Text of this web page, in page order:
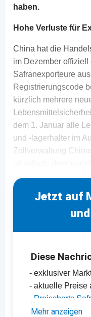
haben.
Hohe Verluste für
China hat die
im Dezember
Safranexporteure
Registrierungscode
kürzlich mehrere
dem 1. Januar alle
und -lagerhalter im
Zollverwaltung
Jetzt auf
Diese
- exklusiver
- aktuelle Preise
Preischarts
-Preischarts für
Mehr anzeigen